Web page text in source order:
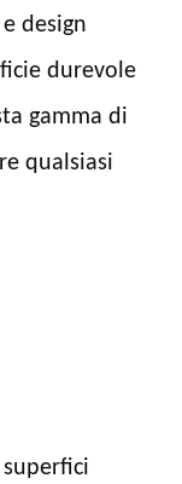
design
durevole
gamma di
qualsiasi